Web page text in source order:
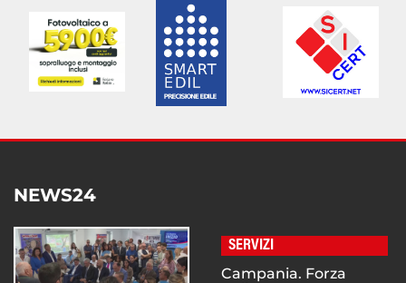
NEWS24
SERVIZI
Campania. Forza